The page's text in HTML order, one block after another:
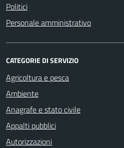
Politici
Personale amministrativo
CATEGORIE DI SERVIZIO
Agricoltura e pesca
Ambiente
Anagrafe e stato civile
Appalti pubblici
Autorizzazioni